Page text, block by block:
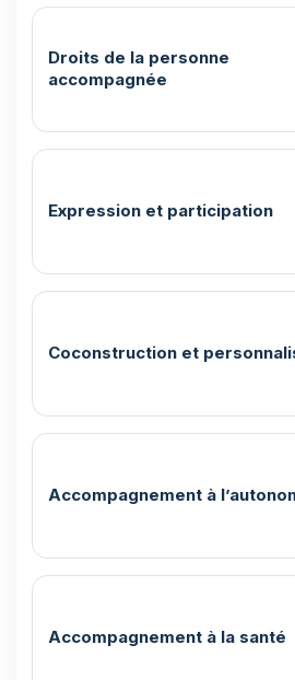
Droits de la personne
accompagnée
Expression et participation
Coconstruction et
Accompagnement à
Accompagnement à la santé